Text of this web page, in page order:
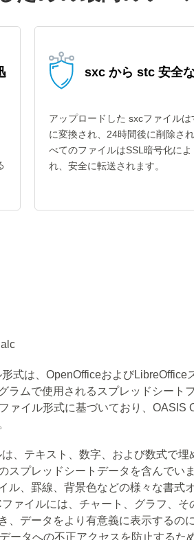
sxc から stc 安全
アップロードした sxcファイルは
に変換され、24時間後に削除さ
べてのファイルはSSL暗号化によ
れ、安全に転送されます。
式は、OpenOfficeおよびLibreOffice
ラムで使用されるスプレッドシート
ァイル形式に基づいており、OASIS
、テキスト、数字、および数式で埋
スプレッドシートデータを含んでい
ル、罫線、背景色などの様々な書式
ァイルには、チャート、グラフ、そ
、データをより有意義に表示するの
ータへの不正アクセスを防止するた